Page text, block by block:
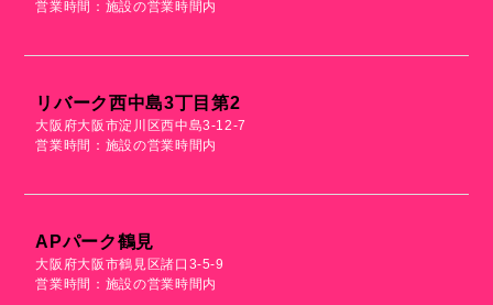
営業時間：施設の営業時間内
リバーク西中島3丁目第2
大阪府大阪市淀川区西中島3-12-7
営業時間：施設の営業時間内
APパーク鶴見
大阪府大阪市鶴見区諸口3-5-9
営業時間：施設の営業時間内